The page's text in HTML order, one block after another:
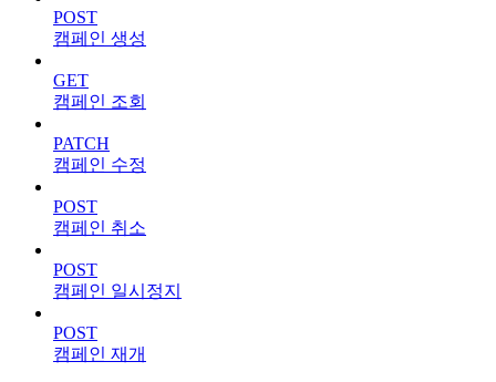
POST
캠페인 생성
GET
캠페인 조회
PATCH
캠페인 수정
POST
캠페인 취소
POST
캠페인 일시정지
POST
캠페인 재개